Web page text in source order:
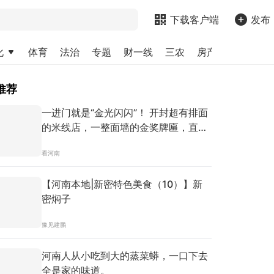
下载客户端 发布
体育 法治 专题 财一线 三农 房产
荐
一进门就是“金光闪闪”！ 开封超有排面
的米线店，一整面墙的金奖牌匾，直接
刁的开封人反复宠爱了30多年！6小时
式米线灵魂四件套：咖喱、麻椒油、辣
椒、醋，随心调配！一口汤鲜醇厚，一
的烟火老味。#挑战100天吃遍河南 #咖
小飞
看河南
【河南本地|新密特色美食（10）】新
密焖子
豫见建鹏
河南人从小吃到大的蒸菜蟒，一口下去
全是家的味道。